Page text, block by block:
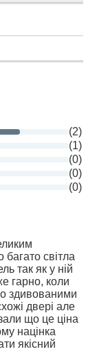
(2)
(1)
(0)
(0)
(0)
світла
так як у ній
гарно, коли
здивованими
двері але
що це ціна
націнка
якісний